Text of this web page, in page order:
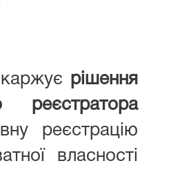
рішення
реєстратора
реєстрацію
власності